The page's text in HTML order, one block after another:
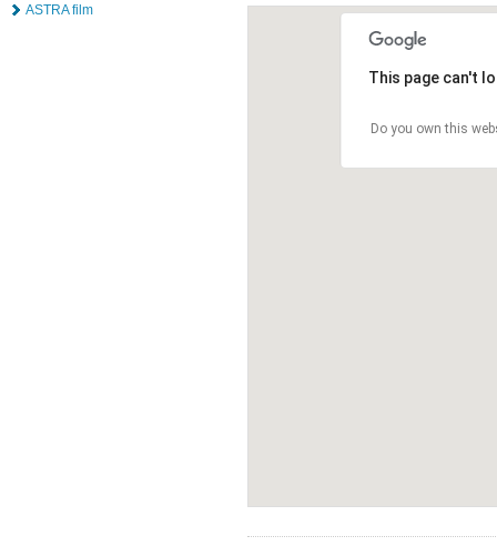
ASTRA film
This page can't
Do you own this